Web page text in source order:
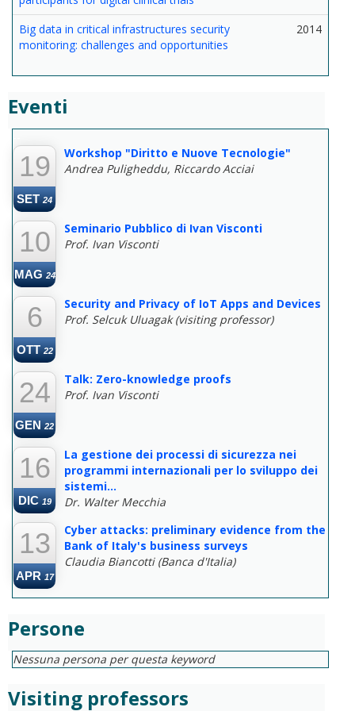
Big data in critical infrastructures security
monitoring: challenges and opportunities
2014
Eventi
19
SET 24
Workshop "Diritto e Nuove Tecnologie"
Andrea Puligheddu, Riccardo Acciai
10
MAG 24
Seminario Pubblico di Ivan Visconti
Prof. Ivan Visconti
6
OTT 22
Security and Privacy of IoT Apps and Devices
Prof. Selcuk Uluagak (visiting professor)
24
GEN 22
Talk: Zero-knowledge proofs
Prof. Ivan Visconti
16
DIC 19
La gestione dei processi di sicurezza nei
programmi internazionali per lo sviluppo dei
sistemi...
Dr. Walter Mecchia
13
APR 17
Cyber attacks: preliminary evidence from the
Bank of Italy's business surveys
Claudia Biancotti (Banca d'Italia)
Persone
Nessuna persona per questa keyword
Visiting professors